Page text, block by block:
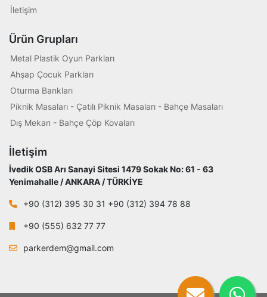
İletişim
Ürün Grupları
Metal Plastik Oyun Parkları
Ahşap Çocuk Parkları
Oturma Bankları
Piknik Masaları - Çatılı Piknik Masaları - Bahçe Masaları
Dış Mekan - Bahçe Çöp Kovaları
İletişim
İvedik OSB Arı Sanayi Sitesi 1479 Sokak No: 61 - 63
Yenimahalle / ANKARA / TÜRKİYE
+90 (312) 395 30 31 +90 (312) 394 78 88
+90 (555) 632 77 77
parkerdem@gmail.com